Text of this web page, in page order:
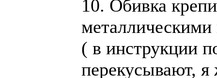
10. Обивка
металлическими
( в инструкции
перекусывают, я